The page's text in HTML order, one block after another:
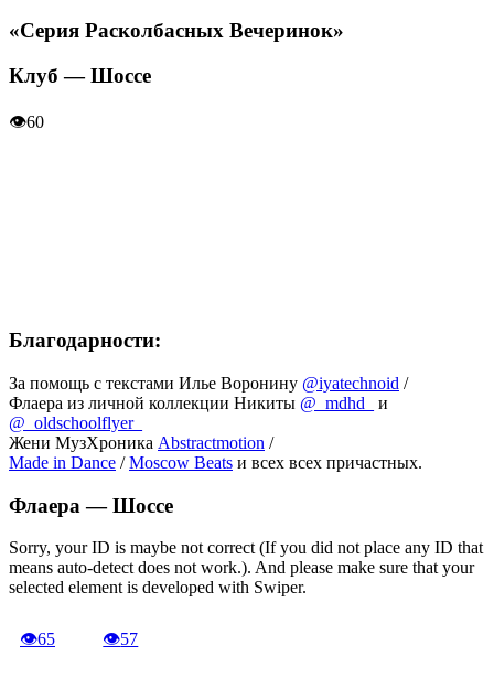
«Серия Расколбасных Вечеринок»
Клуб — Шоссе
👁60
Благодарности:
За помощь с текстами Илье Воронину @iyatechnoid /
Флаера из личной коллекции Никиты @_mdhd_
и
@_oldschoolflyer_
Жени МузХроника Abstractmotion /
Made in Dance /Moscow Beats и всех всех причастных.
Флаера —Шоссе
Sorry, your ID is maybe not correct (If you did not place any ID that
means auto-detect does not work.). And please make sure that your
selected element is developed with Swiper.
👁65 👁57